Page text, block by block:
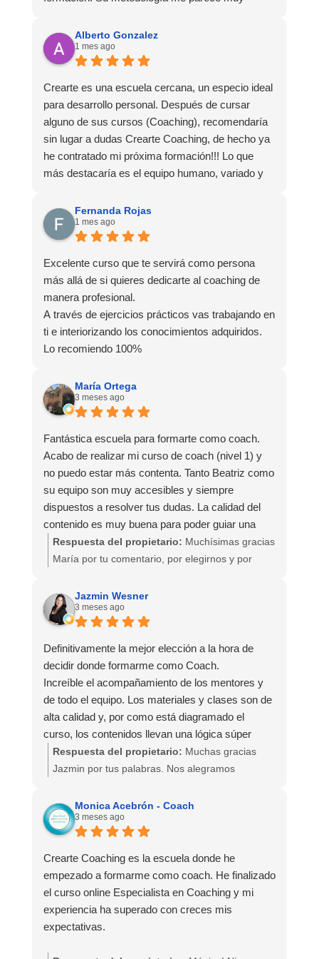
que la experiencia de aprendizaje sea muy
dinámica. ¡Para mí fue una excelente experiencia!
Alberto Gonzalez
1 mes ago
Crearte es una escuela cercana, un especio ideal
para desarrollo personal. Después de cursar
alguno de sus cursos (Coaching), recomendaría
sin lugar a dudas Crearte Coaching, de hecho ya
he contratado mi próxima formación!!! Lo que
más destacaría es el equipo humano, variado y
(para mí fundamental) del material visual y escrito
como las clases presenciales. Por ultimo, el valor
añadido con multitud de formaciones, seminarios
y material extra totalmente gratuito para los
alumnos y el gran liderazgo de Beatriz Ricondo!!!
Fernanda Rojas
1 mes ago
Excelente curso que te servirá como persona
más allá de si quieres dedicarte al coaching de
manera profesional.
A través de ejercicios prácticos vas trabajando en
ti e interiorizando los conocimientos adquiridos.
Lo recomiendo 100%
María Ortega
3 meses ago
Fantástica escuela para formarte como coach.
Acabo de realizar mi curso de coach (nivel 1) y
no puedo estar más contenta. Tanto Beatriz como
su equipo son muy accesibles y siempre
dispuestos a resolver tus dudas. La calidad del
contenido es muy buena para poder guiar una
sesión de coaching. Escuela muy muy
recomendable!!
Respuesta del propietario: Muchísimas gracias
María por tu comentario, por elegirnos y por
de seguir acompañándote. Un abrazo
Jazmin Wesner
3 meses ago
Definitivamente la mejor elección a la hora de
decidir donde formarme como Coach.
Increíble el acompañamiento de los mentores y
de todo el equipo. Los materiales y clases son de
alta calidad y, por como está diagramado el
curso, los contenidos llevan una lógica súper
eficiente que permite ir incorporando los
conceptos de manera orgánica. Por otro lado,
participación en los laboratorios lo que facilita el
aprendizaje al poder observar o participar de
sesiones casi a diario y en diferentes horarios. La
relación precio/calidad/ contenidos y
acompañamiento es sumamente lógica.
Lo super recomiendo para obtener una formación
profesional con gran salida laboral. Muchas
gracias por esta experiencia!
Respuesta del propietario: Muchas gracias
Jazmin por tus palabras. Nos alegramos
aprovechado así.
La verdad es que nos sentimos muy orgullos@s
de ser la escuela con más horas de práctica en
laboratorios, porque como has podido comprobar
esto marca la diferencia, junto con nuestro
método y la profesionalidad de nuestro mentores
y la calidad humana, que va a la par de la de
Monica Acebrón - Coach
3 meses ago
Crearte Coaching es la escuela donde he
empezado a formarme como coach. He finalizado
el curso online Especialista en Coaching y mi
experiencia ha superado con creces mis
expectativas.